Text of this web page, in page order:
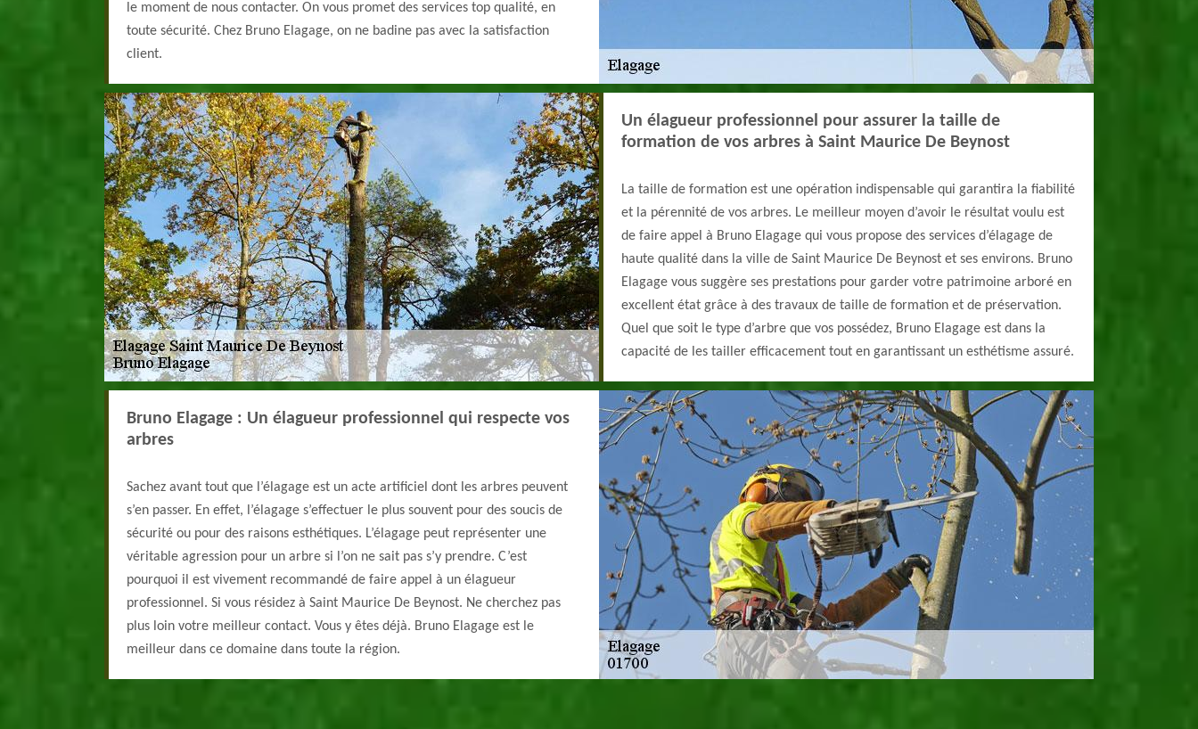
le moment de nous contacter. On vous promet des services top qualité, en
toute sécurité. Chez Bruno Elagage, on ne badine pas avec la satisfaction
client.
Un élagueur professionnel pour assurer la taille de
formation de vos arbres à Saint Maurice De Beynost
La taille de formation est une opération indispensable qui garantira la fiabilité
et la pérennité de vos arbres. Le meilleur moyen d’avoir le résultat voulu est
de faire appel à Bruno Elagage qui vous propose des services d’élagage de
haute qualité dans la ville de Saint Maurice De Beynost et ses environs. Bruno
Elagage vous suggère ses prestations pour garder votre patrimoine arboré en
excellent état grâce à des travaux de taille de formation et de préservation.
Quel que soit le type d’arbre que vos possédez, Bruno Elagage est dans la
capacité de les tailler efficacement tout en garantissant un esthétisme assuré.
Bruno Elagage : Un élagueur professionnel qui respecte vos
arbres
Sachez avant tout que l’élagage est un acte artificiel dont les arbres peuvent
s’en passer. En effet, l’élagage s’effectuer le plus souvent pour des soucis de
sécurité ou pour des raisons esthétiques. L’élagage peut représenter une
véritable agression pour un arbre si l’on ne sait pas s’y prendre. C’est
pourquoi il est vivement recommandé de faire appel à un élagueur
professionnel. Si vous résidez à Saint Maurice De Beynost. Ne cherchez pas
plus loin votre meilleur contact. Vous y êtes déjà. Bruno Elagage est le
meilleur dans ce domaine dans toute la région.